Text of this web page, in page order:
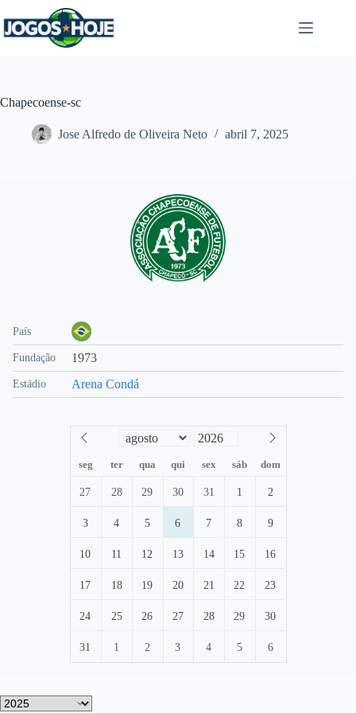
para
o
Chapecoense-sc
Jose Alfredo de Oliveira Neto abril 7, 2025
País
Fundação 1973
Estádio Arena Condá
seg ter qua qui sex sáb dom
27 28 29 30 31 1 2
3 4 5 6 7 8 9
10 11 12 13 14 15 16
17 18 19 20 21 22 23
24 25 26 27 28 29 30
31 1 2 3 4 5 6